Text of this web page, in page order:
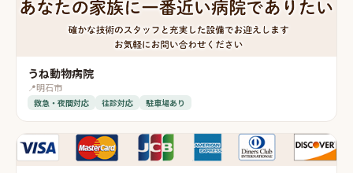
うね動物病院
📍明石市
救急・夜間対応 往診対応 駐車場あり